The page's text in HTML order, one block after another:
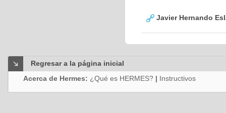
Javier Hernando
Regresar a la página inicial
Acerca de Hermes: ¿Qué es HERMES? | Instructivos